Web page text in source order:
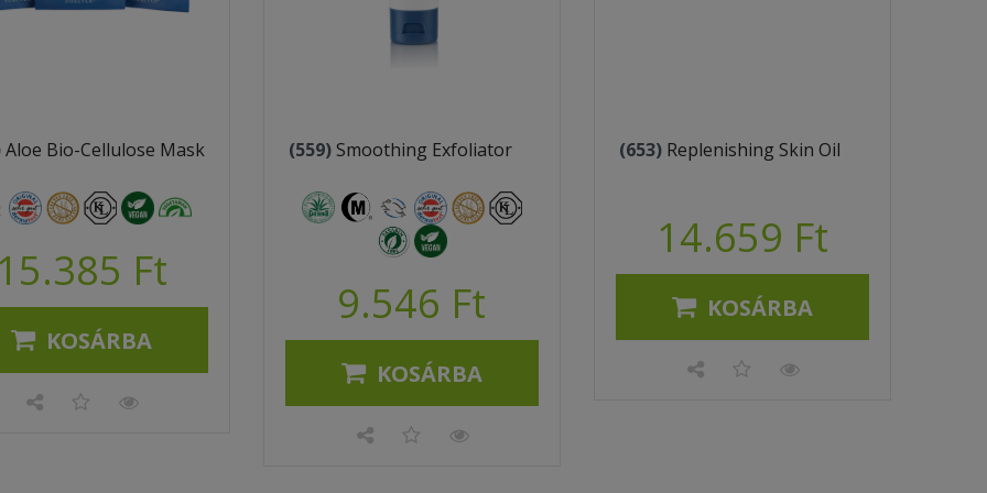
Aloe Bio-Cellulose Mask
Ft
KOSÁRBA
(559) Smoothing Exfoliator
9.546 Ft
KOSÁRBA
(653) Replenishing Skin Oil
14.659 Ft
KOSÁRBA